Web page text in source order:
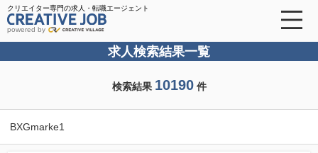
クリエイター専門の求人・転職エージェント
powered by
求人検索結果一覧
検索結果 10190件
BXGmarke1